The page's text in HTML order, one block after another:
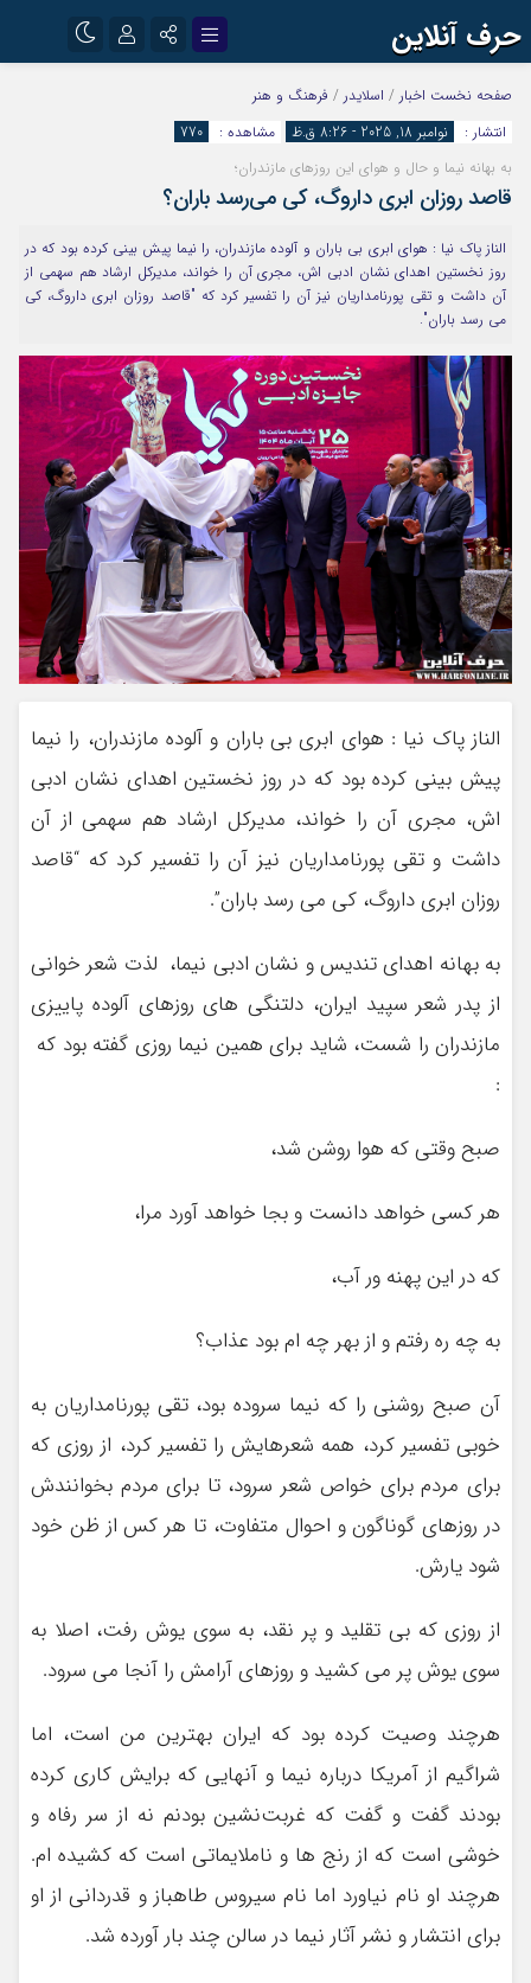
حرف آنلاین
اینستاگرام
آپارات
رمز عبور
مرا به خاطر بسپار
صفحه نخست اخبار / اسلایدر / فرهنگ و هنر
انتشار :
نوامبر 18, 2025 - 8:26 ق.ظ مشاهده :
770
به بهانه نیما و حال و هوای این روزهای مازندران؛
قاصد روزان ابری داروگ، کی می‌رسد باران؟
الناز پاک نیا : هوای ابری بی باران و آلوده مازندران، را نیما پیش بینی کرده بود که در
روز نخستین اهدای نشان ادبی اش، مجری آن را خواند، مدیرکل ارشاد هم سهمی از
آن داشت و تقی پورنامداریان نیز آن را تفسیر کرد که "قاصد روزان ابری داروگ، کی
می رسد باران".
الناز پاک نیا : هوای ابری بی باران و آلوده مازندران، را نیما
پیش بینی کرده بود که در روز نخستین اهدای نشان ادبی
اش، مجری آن را خواند، مدیرکل ارشاد هم سهمی از آن
داشت و تقی پورنامداریان نیز آن را تفسیر کرد که “قاصد
روزان ابری داروگ، کی می رسد باران”.
به بهانه اهدای تندیس و نشان ادبی نیما، لذت شعر خوانی
از پدر شعر سپید ایران، دلتنگی های روزهای آلوده پاییزی
مازندران را شست، شاید برای همین نیما روزی گفته بود که
:
صبح وقتی که هوا روشن شد،
هر کسی خواهد دانست و بجا خواهد آورد مرا،
که در این پهنه ور آب،
به چه ره رفتم و از بهر چه ام بود عذاب؟
آن صبح روشنی را که نیما سروده بود، تقی پورنامداریان به
خوبی تفسیر کرد، همه شعرهایش را تفسیر کرد، از روزی که
برای مردم برای خواص شعر سرود، تا برای مردم بخوانندش
در روزهای گوناگون و احوال متفاوت، تا هر کس از ظن خود
شود یارش.
از روزی که بی تقلید و پر نقد، به سوی یوش رفت، اصلا به
سوی یوش پر می کشید و روزهای آرامش را آنجا می سرود.
هرچند وصیت کرده بود که ایران بهترین من است، اما
شراگیم از آمریکا درباره نیما و آنهایی که برایش کاری کرده
بودند گفت و گفت که غربت‌نشین بودنم نه از سر رفاه و
خوشی است که از رنج ها و ناملایماتی است که کشیده ام.
هرچند او نام نیاورد اما نام سیروس طاهباز و قدردانی از او
برای انتشار و نشر آثار نیما در سالن چند بار آورده شد.